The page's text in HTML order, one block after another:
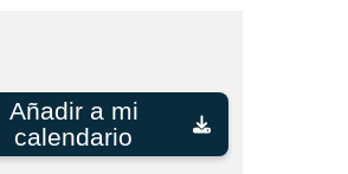
Añadir a mi
calendario